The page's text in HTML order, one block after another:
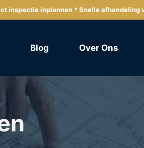
inspectie inplannen * Snelle afhandeling
Blog Over Ons